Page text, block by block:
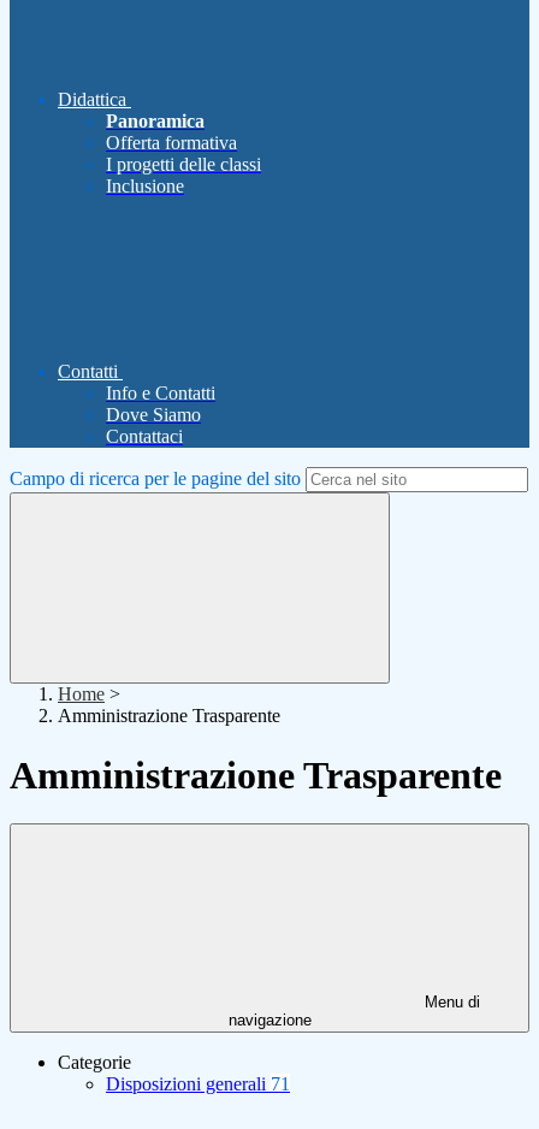
Didattica
Panoramica
Offerta formativa
I progetti delle classi
Inclusione
Contatti
Info e Contatti
Dove Siamo
Contattaci
Campo di ricerca per le pagine del sito
Home >
Amministrazione Trasparente
Amministrazione Trasparente
Menu di
navigazione
Categorie
Disposizioni generali 71